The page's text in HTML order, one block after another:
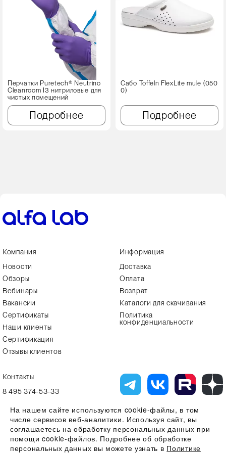
Перчатки Puretech® Neutrino
Cleanroom I3 нитриловые для
чистых помещений
Подробнее
Сабо Toffeln FlexLite mule (050
0)
Подробнее
Компания
Новости
Обзоры
Вебинары
Вакансии
Сертификаты
Наши клиенты
Сертификация
Отзывы клиентов
Информация
Доставка
Оплата
Возврат
Каталоги для скачивания
Политика
конфиденциальности
Контакты
8 495 374-53-33
Вся представленная на сайте информация, касающаяся технических
характеристик, наличия на складе, стоимости товаров, носит
информационный характер и ни при каких условиях не является
На нашем сайте используются cookie-файлы, в том
числе сервисов веб-аналитики. Используя сайт, вы
соглашаетесь на обработку персональных данных при
помощи cookie-файлов. Подробнее об обработке
персональных данных вы можете узнать в Политике